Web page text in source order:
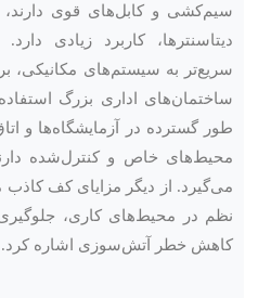
سیم‌کشی و کابل‌های قوی دارند،
دیتاسنترها، کاربرد زیادی
سریع‌تر به سیستم‌های مکانیکی،
ساختمان‌های اداری بزرگ
طور گسترده در آزمایشگاه‌ها و
محیط‌های خاص و کنترل‌شده
می‌گیرد. از دیگر مزایای کف کاذب
نظم در محیط‌های کاری،
کاهش خطر آتش‌سوزی اشاره کرد.